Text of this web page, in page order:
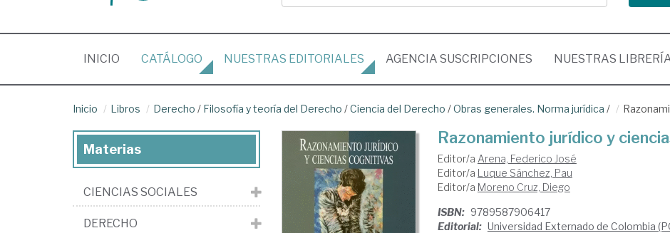
INICIO (CURRENT)
CATÁLOGO NUESTRAS EDITORIALES AGENCIA SUSCRIPCIONES NUESTRAS
Inicio Libros Derecho / Filosofía y teoría del Derecho /Ciencia del Derecho /Obras generales. Norma jurídica /
Razonamiento jurídico y
Editor/a Arena, Federico José
Editor/a Luque Sánchez, Pau
Editor/a Moreno Cruz, Diego
ISBN: 9789587906417
Editorial: Universidad Externado de Colombia
Materias
CIENCIAS SOCIALES
DERECHO